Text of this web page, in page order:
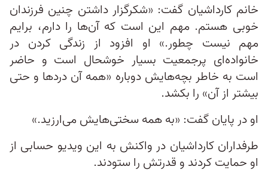
خانم کارداشیان گفت: «شکرگزار داشتن چنین فرزندان
خوبی هستم. مهم این است که آن‌‌ها را دارم،‌ برایم
مهم نیست چطور.» او افزود از زندگی کردن در
خانواده‌ای پرجمعیت بسیار خوشحال است و حاضر
است به خاطر بچه‌هایش دوباره «همه آن دردها و حتی
بیشتر از آن» را بکشد.
او در پایان گفت: «به همه سختی‌هایش می‌ارزید.»
طرفداران کارداشیان در واکنش به این ویدیو حسابی از
او حمایت کردند و قدرتش را ستودند.